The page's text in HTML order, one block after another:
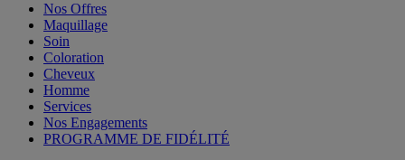
Nos Offres
Maquillage
Soin
Coloration
Cheveux
Homme
Services
Nos Engagements
PROGRAMME DE FIDÉLITÉ